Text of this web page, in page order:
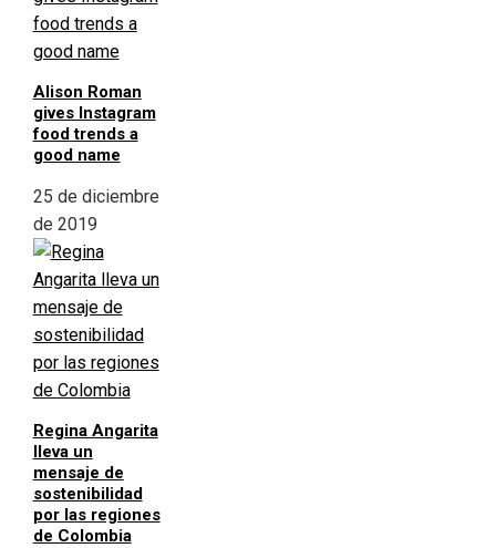
Alison Roman
gives Instagram
food trends a
good name
25 de diciembre
de 2019
Regina Angarita
lleva un
mensaje de
sostenibilidad
por las regiones
de Colombia